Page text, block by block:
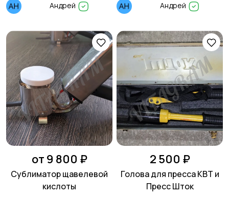
Андрей Андрей
от 9 800 ₽
Сублиматор щавелевой
кислоты
2 500 ₽
Голова для пресса КВТ и
Пресс Шток